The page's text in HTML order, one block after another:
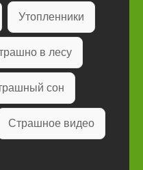
Утопленники
в лесу
сон
Страшное видео